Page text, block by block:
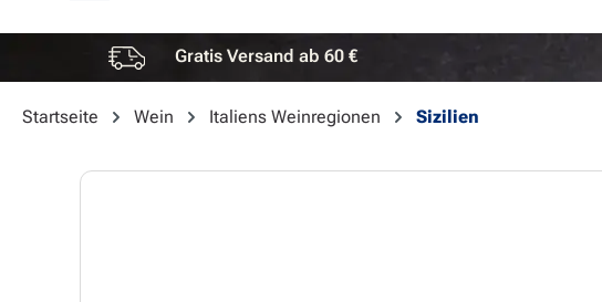
Vorteile überspringen Gratis Versand ab 60 €
Startseite Wein Italiens Weinregionen Sizilien
Bildergalerie überspringen